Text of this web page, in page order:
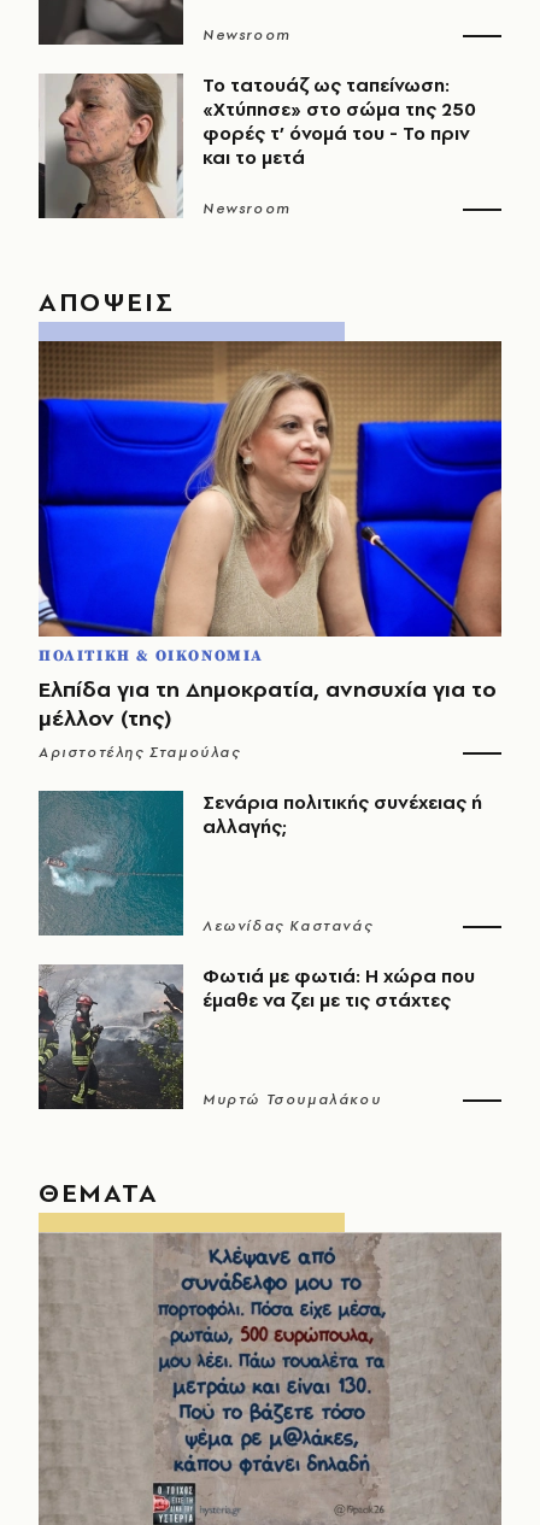
Newsroom
Το τατουάζ ως ταπείνωση:
«Χτύπησε» στο σώμα της 250
φορές τ’ όνομά του - Το πριν
και το μετά
Newsroom
ΑΠΟΨΕΙΣ
ΠΟΛΙΤΙΚΗ & ΟΙΚΟΝΟΜΙΑ
Ελπίδα για τη Δημοκρατία, ανησυχία για το
μέλλον (της)
Αριστοτέλης Σταμούλας
Σενάρια πολιτικής συνέχειας ή
αλλαγής;
Λεωνίδας Καστανάς
Φωτιά με φωτιά: Η χώρα που
έμαθε να ζει με τις στάχτες
Μυρτώ Τσουμαλάκου
ΘΕΜΑΤΑ